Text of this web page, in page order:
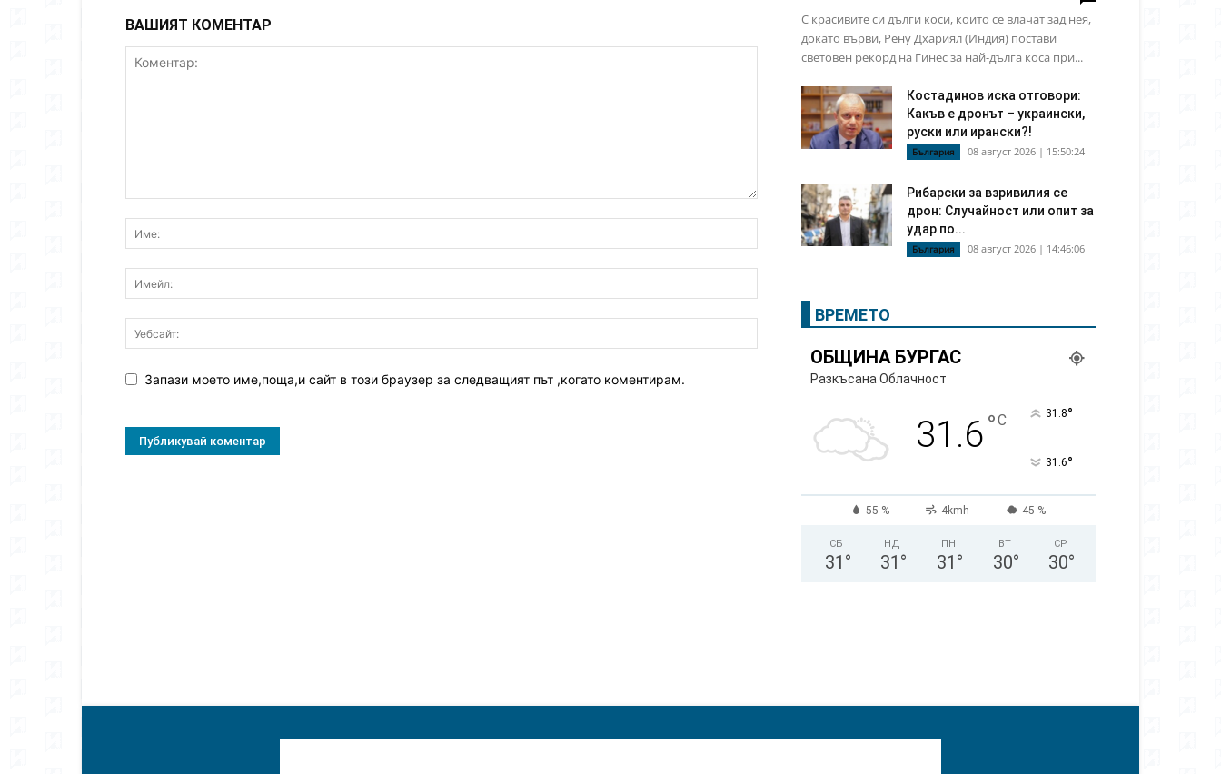
ВАШИЯТ КОМЕНТАР
Запази моето име,поща,и сайт в този браузер за следващият път ,когато коментирам.
С красивите си дълги коси, които се влачат зад нея,
докато върви, Рену Дхариял (Индия) постави
световен рекорд на Гинес за най-дълга коса при...
Костадинов иска отговори:
Какъв е дронът – украински,
руски или ирански?!
България 08 август 2026 | 15:50:24
Рибарски за взривилия се
дрон: Случайност или опит за
удар по...
България 08 август 2026 | 14:46:06
ВРЕМЕТО
ОБЩИНА БУРГАС
Разкъсана Облачност
31.6°C 31.8°
31.6°
55 % 4kmh 45 %
СБ
31 °
НД
31 °
ПН
31 °
ВТ
30°
СР
30°